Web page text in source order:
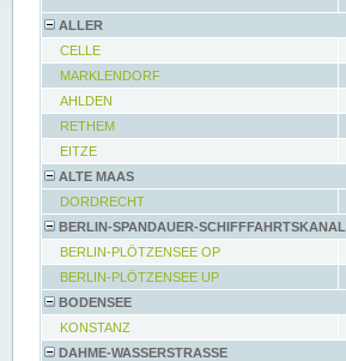
ALLER
CELLE
MARKLENDORF
AHLDEN
RETHEM
EITZE
ALTE MAAS
DORDRECHT
BERLIN-SPANDAUER-SCHIFFFAHRTSKANAL
BERLIN-PLÖTZENSEE OP
BERLIN-PLÖTZENSEE UP
BODENSEE
KONSTANZ
DAHME-WASSERSTRASSE